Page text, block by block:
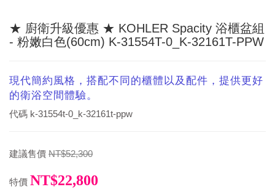
★ 廚衛升級優惠 ★ KOHLER Spacity 浴櫃盆組
- 粉嫩白色(60cm) K-31554T-0_K-32161T-PPW
現代簡約風格，搭配不同的櫃體以及配件，提供更好
的衛浴空間體驗。
代碼 k-31554t-0_k-32161t-ppw
建議售價 NT$52,300
特價 NT$22,800